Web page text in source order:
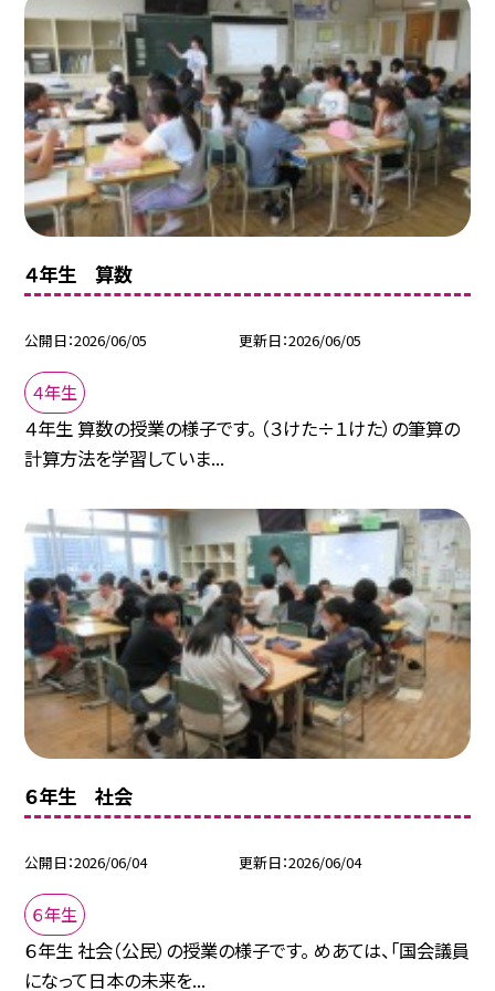
４年生 算数
公開日 2026/06/05 更新日 2026/06/05
４年生
４年生 算数の授業の様子です。 （３けた÷１けた）の筆算の
計算方法を学習していま...
６年生 社会
公開日 2026/06/04 更新日 2026/06/04
６年生
６年生 社会（公民）の授業の様子です。 めあては、「国会議員
になって日本の未来を...